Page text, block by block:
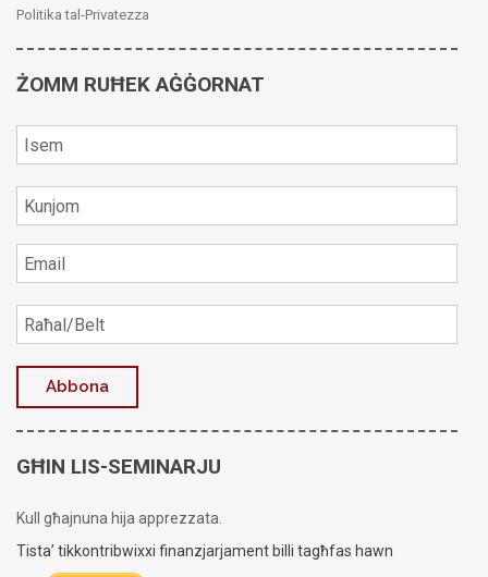
Politika tal-Privatezza
ŻOMM RUĦEK AĠĠORNAT
GĦIN LIS-SEMINARJU
Kull għajnuna hija apprezzata.
Tista’ tikkontribwixxi finanzjarjament billi tagħfas hawn